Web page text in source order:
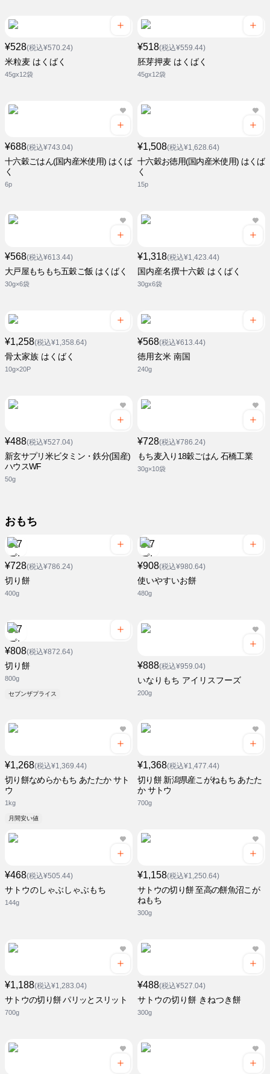
¥528(税込¥570.24)
米粒麦 はくばく
45gx12袋
¥518(税込¥559.44)
胚芽押麦 はくばく
45gx12袋
¥688(税込¥743.04)
十六穀ごはん(国内産米使用) はくば
く
6p
¥1,508(税込¥1,628.64)
十六穀お徳用(国内産米使用) はくば
く
15p
¥568(税込¥613.44)
大戸屋もちもち五穀ご飯 はくばく
30g×6袋
¥1,318(税込¥1,423.44)
国内産名撰十六穀 はくばく
30gx6袋
¥1,258(税込¥1,358.64)
骨太家族 はくばく
10g×20P
¥568(税込¥613.44)
徳用玄米 南国
240g
¥488(税込¥527.04)
新玄サプリ米ビタミン・鉄分(国産)
ハウスWF
50g
¥728(税込¥786.24)
もち麦入り18穀ごはん 石橋工業
30g×10袋
おもち
¥728(税込¥786.24)
切り餅
400g
¥908(税込¥980.64)
使いやすいお餅
480g
¥808(税込¥872.64)
切り餅
800g
セブンザプライス
¥888(税込¥959.04)
いなりもち アイリスフーズ
200g
¥1,268(税込¥1,369.44)
切り餅なめらかもち あたたか サト
ウ
1kg
月間安い値
¥1,368(税込¥1,477.44)
切り餅 新潟県産こがねもち あたた
か サトウ
700g
¥468(税込¥505.44)
サトウのしゃぶしゃぶもち
144g
¥1,158(税込¥1,250.64)
サトウの切り餅 至高の餅魚沼こが
ねもち
300g
¥1,188(税込¥1,283.04)
サトウの切り餅 パリッとスリット
700g
¥488(税込¥527.04)
サトウの切り餅 きねつき餅
300g